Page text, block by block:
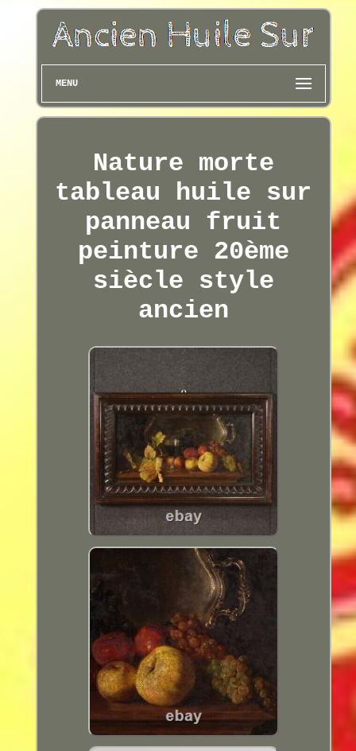
MENU
Nature morte
tableau huile sur
panneau fruit
peinture 20ème
siècle style
ancien